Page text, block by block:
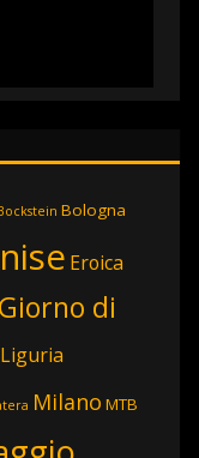
Bologna
Eroica
Giorno di
Liguria
Milano MTB